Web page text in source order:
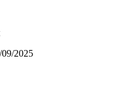
09/2025